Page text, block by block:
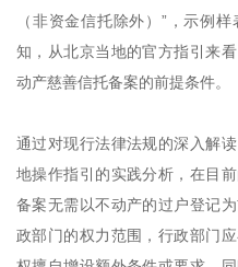
（非资金信托除外）”，示例
知，从北京当地的官方指引来
动产慈善信托备案的前提条件。
通过对现行法律法规的深入解
地操作指引的实践分析，在目
备案无需以不动产的过户登记
政部门的权力范围，行政部门